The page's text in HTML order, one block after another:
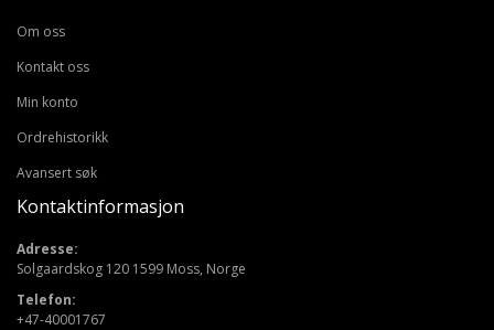
Om oss
Kontakt oss
Min konto
Ordrehistorikk
Avansert søk
Kontaktinformasjon
Adresse:
Solgaardskog 120 1599 Moss, Norge
Telefon:
+47-40001767